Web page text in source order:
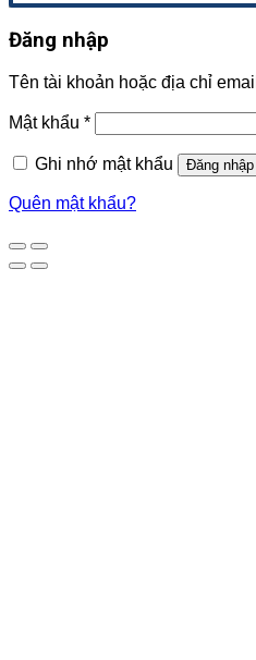
Đăng nhập
Tên tài khoản hoặc địa chỉ email
Mật khẩu *
Ghi nhớ mật khẩu Đăng nhập
Quên mật khẩu?